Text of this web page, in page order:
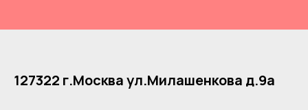
127322 г.Москва ул.Милашенкова д.9а